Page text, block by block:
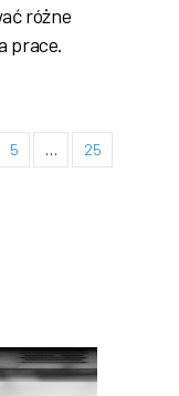
różne
prace.
5 … 25